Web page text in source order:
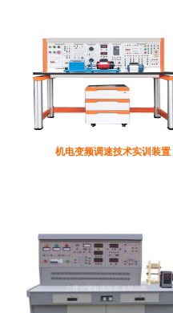
机电变频调速技术实训装置